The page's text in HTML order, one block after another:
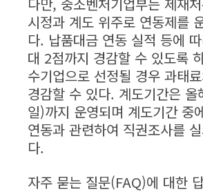
시정과 계도 위주로 연동제를
다. 납품대금 연동 실적 등에
대 2점까지 경감할 수 있도록
수기업으로 선정될 경우 과태
경감할 수 있다. 계도기간은
일)까지 운영되며 계도기간 중
연동과 관련하여 직권조사를
다.
자주 묻는 질문(FAQ)에 대한